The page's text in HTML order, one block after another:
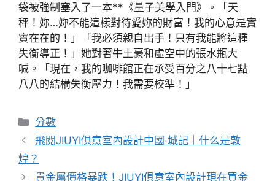
袋被強制塞入了一本**《量子美學入門》。「天
秤！妳…妳不能這樣對待愛妳的財富！我的心意是實
實在在的！」「我必須親自出手！只有我能將這種
失衡導正！」她對著牛土豪和虛空中的張水瓶大
喊。「現在，我的咖啡館正在承受百分之八十七點
八八的結構失衡壓力！我需要校準！」
分
類
分數
飛閱JIUYI俱意室內設計中國·城記｜什么是敦
煌？
貴金屬價格暴跌！JIUYI俱意室內設計現在買金